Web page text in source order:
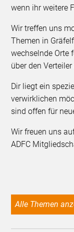
wenn ihr weitere
Wir treffen uns
Themen in
wechselnde Orte
über den
Dir liegt ein
verwirklichen
sind offen für
Wir freuen uns
ADFC
alle Themen